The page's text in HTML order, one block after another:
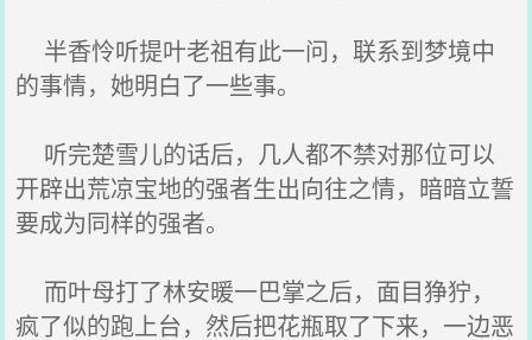
半香怜听提叶老祖有此一问，联系到梦境中
的事情，她明白了一些事。
听完楚雪儿的话后，几人都不禁对那位可以
开辟出荒凉宝地的强者生出向往之情，暗暗立誓
要成为同样的强者。
而叶母打了林安暖一巴掌之后，面目狰狞，
疯了似的跑上台，然后把花瓶取了下来，一边恶